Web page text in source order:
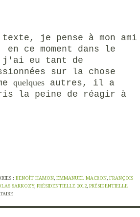
je pense à mon ami
en ce moment dans le
j'ai eu tant de
sur la chose
quelques autres, il a
la peine de réagir à
: BENOÎT HAMON, EMMANUEL MACRON, FRANÇOIS
SARKOZY, PRÉSIDENTIELLE 2012, PRÉSIDENTIELLE